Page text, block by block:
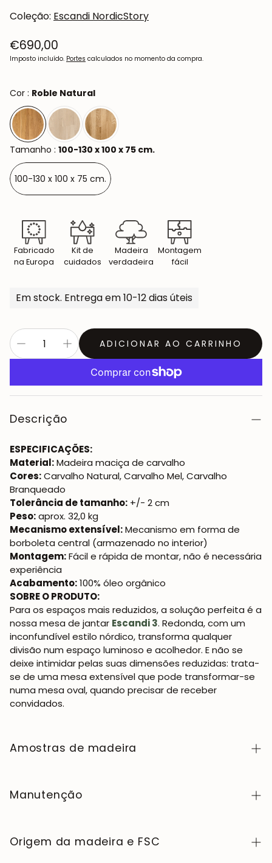
Coleção: Escandi NordicStory
Preço
normal
€690,00
Imposto incluído. Portes calculados no momento da compra.
Cor : Roble Natural
Tamanho : 100-130 x 100 x 75 cm.
100-130 x 100 x 75 cm.
Fabricado
na Europa
Kit de
cuidados
Madeira
verdadeira
Montagem
fácil
Em stock. Entrega em 10-12 dias úteis
ADICIONAR AO CARRINHO
Descrição
ESPECIFICAÇÕES:
Material:Madeira maciça de carvalho
Cores:Carvalho Natural, Carvalho Mel, Carvalho
Branqueado
Tolerância de tamanho: +/- 2 cm
Peso:aprox. 32,0 kg
Mecanismo extensível:Mecanismo em forma de
borboleta central (armazenado no interior)
Montagem:Fácil e rápida de montar, não é necessária
experiência
Acabamento:100% óleo orgânico
SOBRE O PRODUTO:
Para os espaços mais reduzidos, a solução perfeita é a
nossa mesa de jantar Escandi 3. Redonda, com um
inconfundível estilo nórdico, transforma qualquer
divisão num espaço luminoso e acolhedor. E não se
deixe intimidar pelas suas dimensões reduzidas: trata-
se de uma mesa extensível que pode transformar-se
numa mesa oval, quando precisar de receber
convidados.
Amostras de madeira
coleção NordicStory, clique
Manutenção
apreciado pelo seu caráter autêntico e pela sua
beleza que evolui com o tempo. Para a manter em
Origem da madeira e FSC